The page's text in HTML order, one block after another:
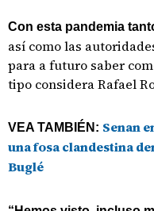
Con esta pandemia
así como las
para a futuro saber
tipo considera Rafael
VEA TAMBIÉN: Senan
una fosa clandestina
Buglé